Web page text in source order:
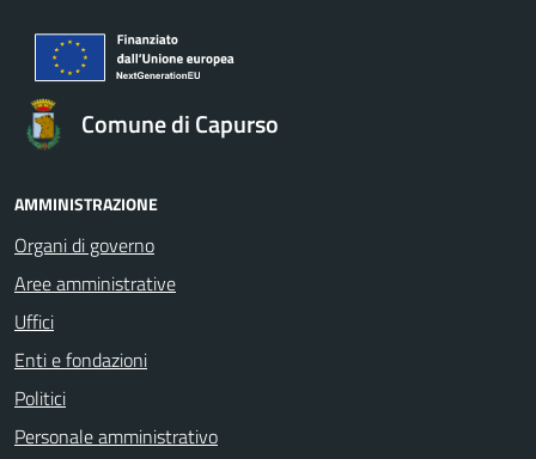
Comune di Capurso
AMMINISTRAZIONE
Organi di governo
Aree amministrative
Uffici
Enti e fondazioni
Politici
Personale amministrativo